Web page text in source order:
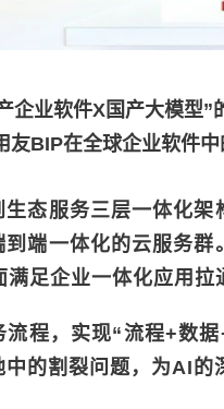
业软件X国产大模型”
友BIP在全球企业软件
态服务三层一体化
端一体化的云服务
满足企业一体化应用
程，实现“流程+数
中的割裂问题，为AI